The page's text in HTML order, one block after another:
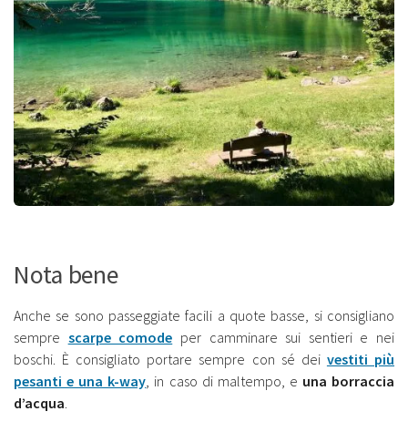
Nota bene
Anche se sono passeggiate facili a quote basse, si consigliano
sempre scarpe comode per camminare sui sentieri e nei
boschi. È consigliato portare sempre con sé dei vestiti più
pesanti e una k-way, in caso di maltempo, e una borraccia
d’acqua.